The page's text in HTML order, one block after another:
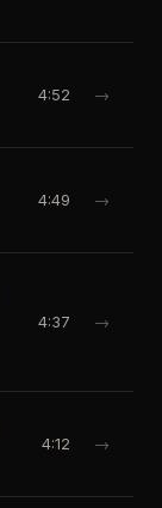
4:52 →
4:49 →
4:37 →
4:12 →